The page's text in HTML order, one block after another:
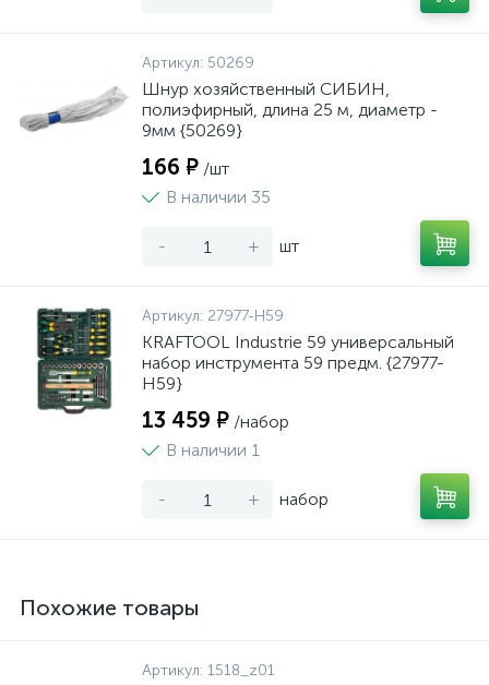
Артикул: 50269
Шнур хозяйственный СИБИН,
полиэфирный, длина 25 м, диаметр -
9мм {50269}
166 ₽ /шт
В наличии 35
- + шт
Артикул: 27977-H59
KRAFTOOL Industrie 59 универсальный
набор инструмента 59 предм. {27977-
H59}
13 459 ₽ /набор
В наличии 1
- + набор
Похожие товары
Артикул: 1518_z01